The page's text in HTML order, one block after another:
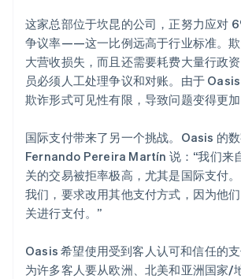
这家总部位于坎昆的公司，正努力应对
争议率——这一比例远高于行业标准。
大营收损失，而且还需要耗费大量行政
员必须人工处理争议和对账。由于
欺诈形式可见性有限，导致问题变得更加
国际支付带来了另一个挑战。Oasis 的
Fernando Pereira Martín 说：“我们来
关的交易被拒率极高，尤其是国际支付
我们，要求改用其他支付方式，因为他
关进行支付。”
Oasis 希望使用受到客人认可和信任的
为许多客人要从欧洲、北美和亚洲国家/